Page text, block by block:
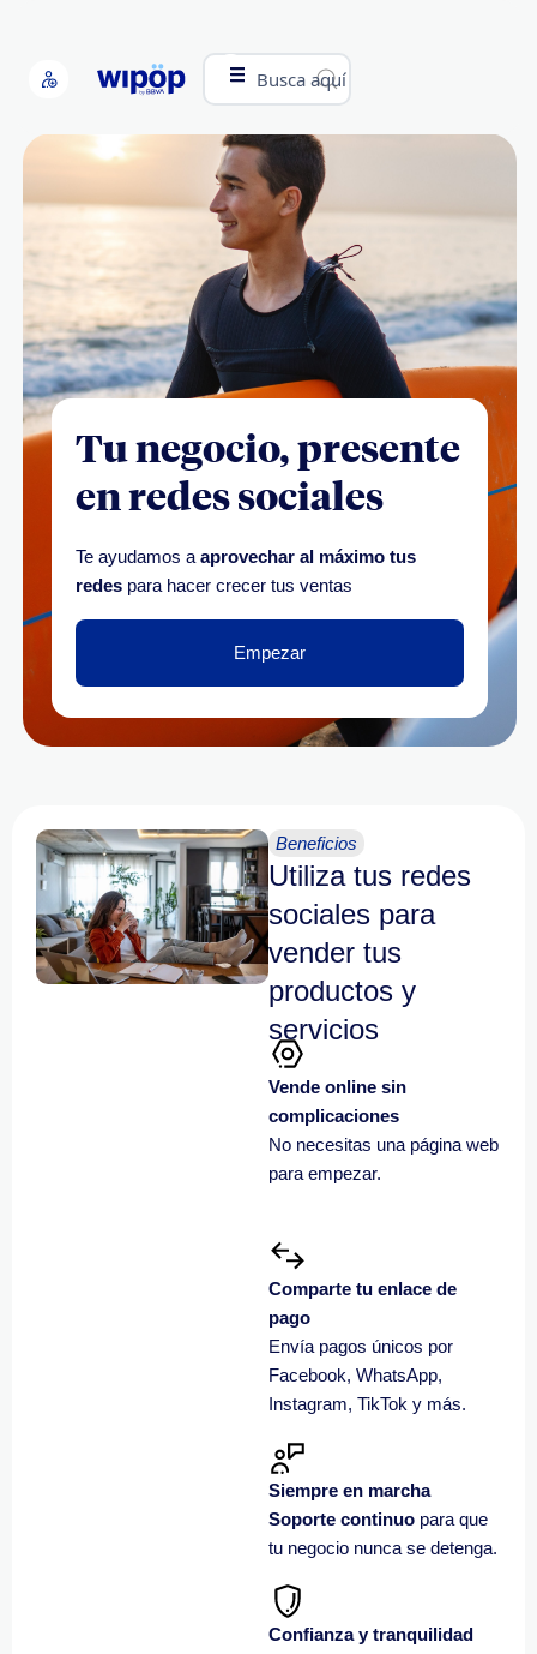
Busca aquí
Tu negocio, presente
en redes sociales
Te ayudamos a aprovechar al máximo tus
redes para hacer crecer tus ventas
Empezar
Beneficios
Utiliza tus redes
sociales para
vender tus
productos y
servicios
Vende online sin
complicaciones
No necesitas una página web
para empezar.
Comparte tu enlace de
pago
Envía pagos únicos por
Facebook, WhatsApp,
Instagram, TikTok y más.
Siempre en marcha
Soporte continuo para que
tu negocio nunca se detenga.
Confianza y tranquilidad